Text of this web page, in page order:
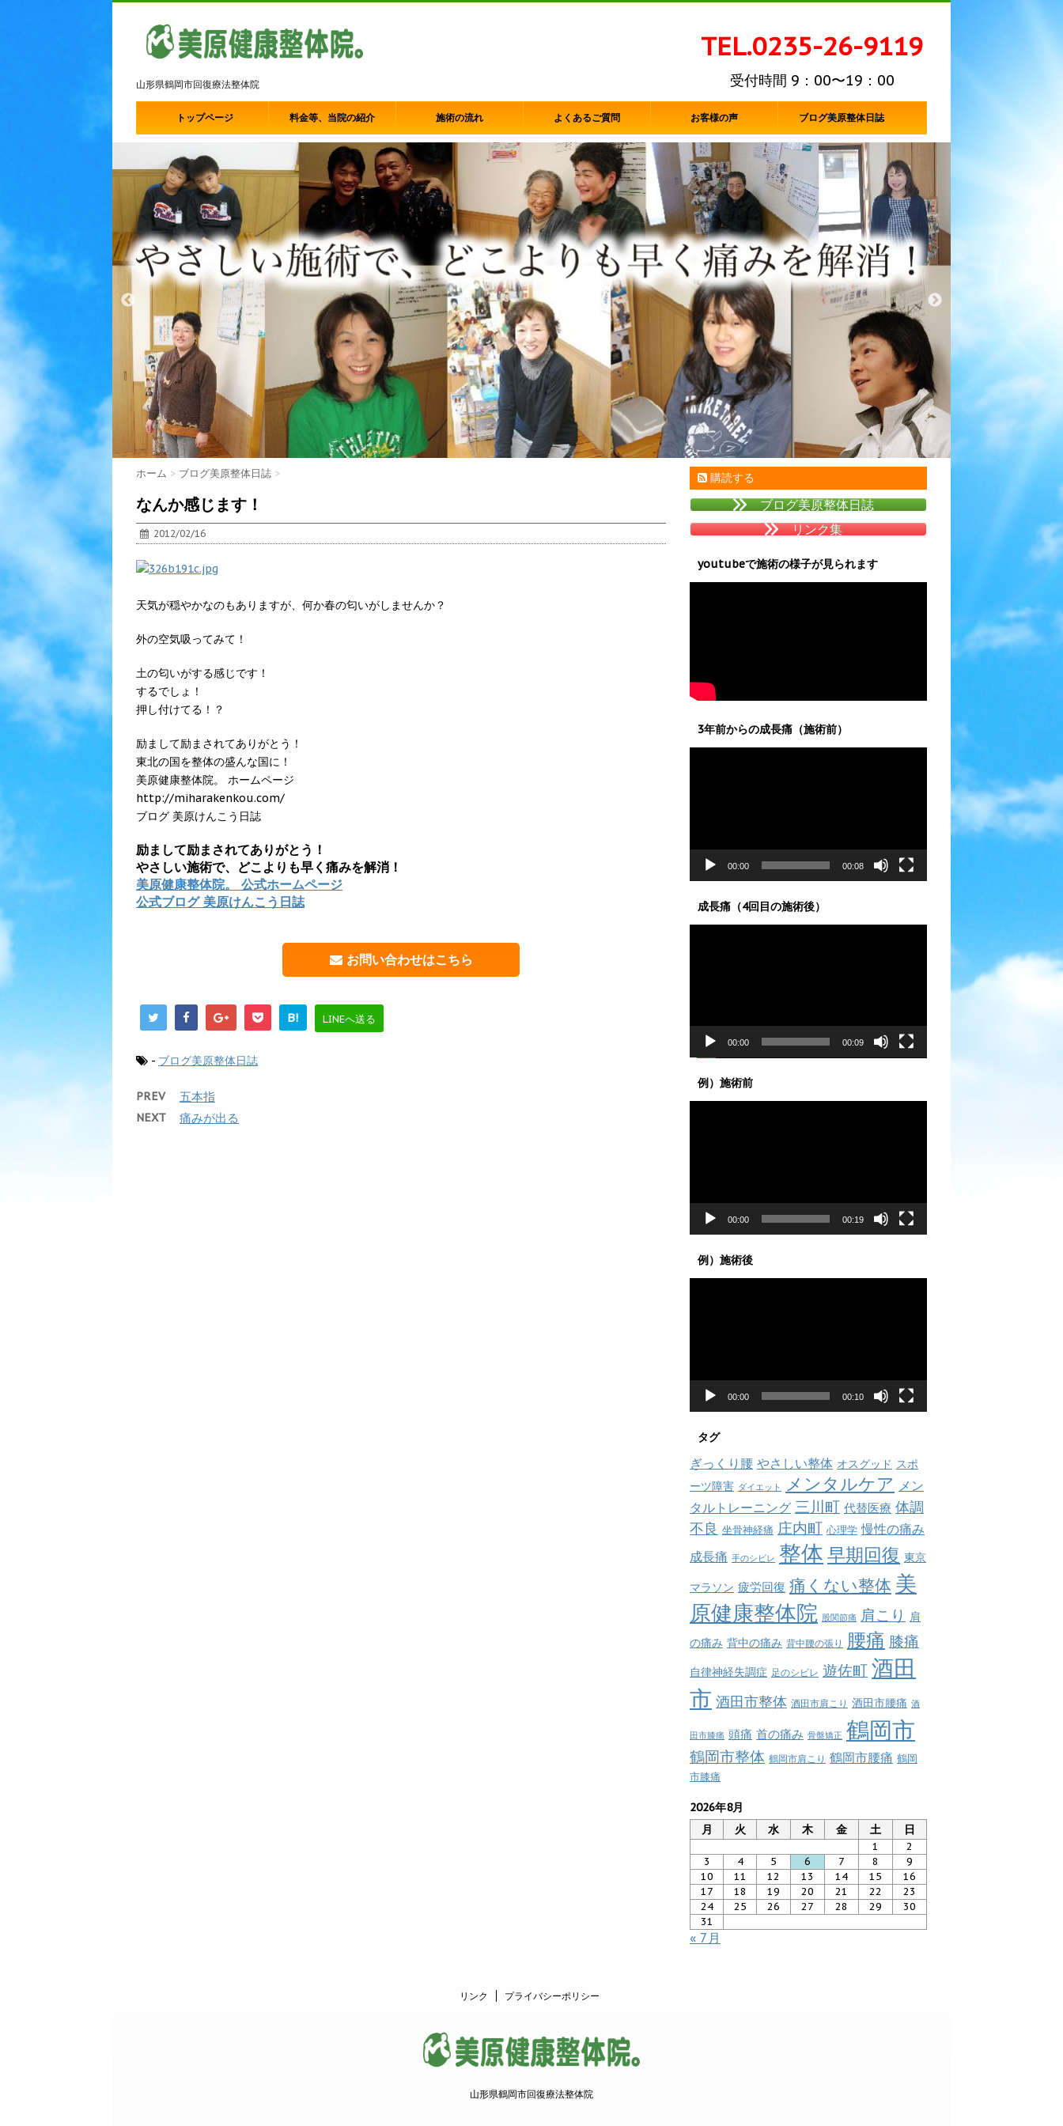
山形県鶴岡市回復療法整体院
TEL.0235-26-9119
受付時間 9：00〜19：00
トップページ 料金等、当院の紹介 施術の流れ よくあるご質問 お客様の声 ブログ美原整体日誌
ホーム > ブログ美原整体日誌 >
なんか感じます！
2012/02/16
天気が穏やかなのもありますが、何か春の匂いがしませんか？
外の空気吸ってみて！
土の匂いがする感じです！
するでしょ！
押し付けてる！？
励まして励まされてありがとう！
東北の国を整体の盛んな国に！
美原健康整体院。 ホームページ
http://miharakenkou.com/
ブログ 美原けんこう日誌
励まして励まされてありがとう！
やさしい施術で、どこよりも早く痛みを解消！
美原健康整体院。 公式ホームページ
公式ブログ 美原けんこう日誌
お問い合わせはこちら
B! LINEへ送る
- ブログ美原整体日誌
PREV 五本指
NEXT 痛みが出る
購読する
ブログ美原整体日誌
リンク集
youtubeで施術の様子が見られます
3年前からの成長痛（施術前）
00:00 00:08
成長痛（4回目の施術後）
00:00 00:09
例）施術前
00:00 00:19
例）施術後
00:00 00:10
タグ
ぎっくり腰 やさしい整体 オスグッド スポ
ーツ障害 ダイエット メンタルケア メン
タルトレーニング 三川町 代替医療 体調
不良 坐骨神経痛 庄内町 心理学 慢性の痛み
成長痛 手のシビレ 整体 早期回復 東京
マラソン 疲労回復 痛くない整体 美
原健康整体院 股関節痛 肩こり 肩
の痛み 背中の痛み 背中腰の張り 腰痛 膝痛
自律神経失調症 足のシビレ 遊佐町 酒田
市 酒田市整体 酒田市肩こり 酒田市腰痛 酒
田市膝痛 頭痛 首の痛み 骨盤矯正 鶴岡市
鶴岡市整体 鶴岡市肩こり 鶴岡市腰痛 鶴岡
市膝痛
2026年8月
月
火 水 木 金 土 日
1
2
3
4 5 6 7 8
9
10
11 12 13 14 15
16
17
18 19 20 21 22
23
24
25 26 27 28 29
30
31
« 7月
リンク プライバシーポリシー
山形県鶴岡市回復療法整体院